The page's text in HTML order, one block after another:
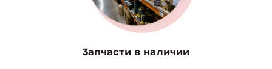
3апчасти в наличии